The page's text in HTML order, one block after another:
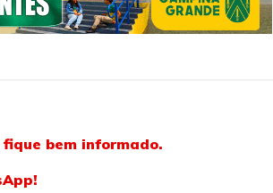
bem informado.